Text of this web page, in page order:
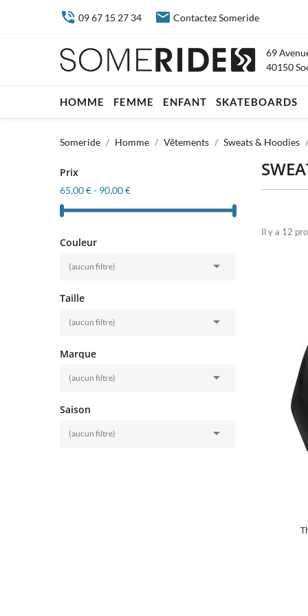
 09 67 15 27 34  Contactez Someride
69
40150
HOMME FEMME ENFANT SKATEBOARDS
Someride Homme Vêtements Sweats & Hoodies
Prix
65,00 € - 90,00 €
Couleur
(aucun filtre) 
Taille
(aucun filtre) 
Marque
(aucun filtre) 
Saison
(aucun filtre) 
Il y a 12